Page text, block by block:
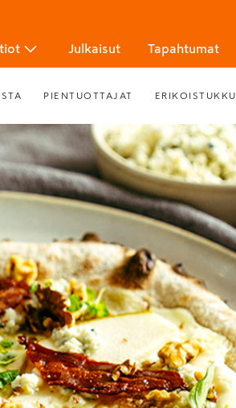
Julkaisut Tapahtumat
PIENTUOTTAJAT ERIKOISTUKKU